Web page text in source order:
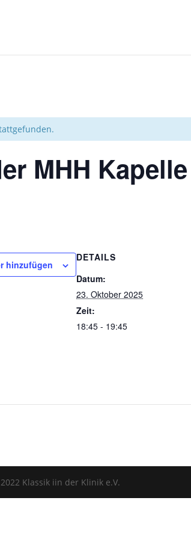
MHH Kapelle
hinzufügen
DETAILS
Datum:
23. Oktober 2025
Zeit:
18:45 - 19:45
Klassik iin der Klinik e.V.